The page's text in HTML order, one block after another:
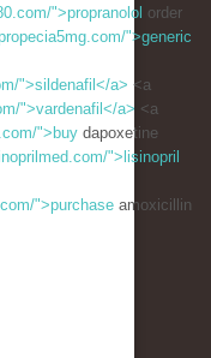
">propranolol order
">generic
">sildenafil</a> <a
">vardenafil</a> <a
">buy dapoxetine
">lisinopril
">purchase amoxicillin